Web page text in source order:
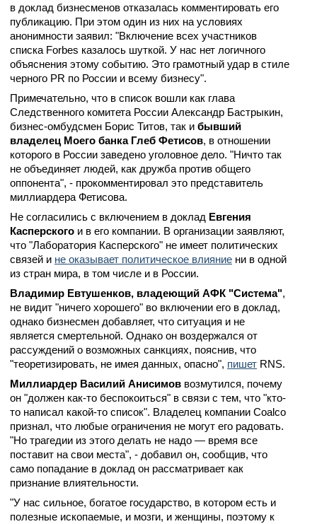
в доклад бизнесменов отказалась комментировать его
публикацию. При этом один из них на условиях
анонимности заявил: "Включение всех участников
спиcка Forbes казалось шуткой. У нас нет логичного
объяснения этому событию. Это грамотный удар в стиле
черного PR по России и всему бизнесу".
Примечательно, что в список вошли как глава
Следственного комитета России Александр Бастрыкин,
бизнес-омбудсмен Борис Титов, так и бывший
владелец Моего банка Глеб Фетисов, в отношении
которого в России заведено уголовное дело. "Ничто так
не объединяет людей, как дружба против общего
оппонента", - прокомментировал это представитель
миллиардера Фетисова.
Не согласились с включением в доклад Евгения
Касперского и в его компании. В организации заявляют,
что "Лаборатория Касперского" не имеет политических
связей и не оказывает политическое влияние ни в одной
из стран мира, в том числе и в России.
Владимир Евтушенков, владеющий АФК "Система",
не видит "ничего хорошего" во включении его в доклад,
однако бизнесмен добавляет, что ситуация и не
является смертельной. Однако он воздержался от
рассуждений о возможных санкциях, пояснив, что
"теоретизировать, не имея данных, опасно", пишет RNS.
Миллиардер Василий Анисимов возмутился, почему
он "должен как-то беспокоиться" в связи с тем, что "кто-
то написал какой-то список". Владелец компании Coalco
признал, что любые ограничения не могут его радовать.
"Но трагедии из этого делать не надо — время все
поставит на свои места", - добавил он, сообщив, что
само попадание в доклад он рассматривает как
признание влиятельности.
"У нас сильное, богатое государство, в котором есть и
полезные ископаемые, и мозги, и женщины, поэтому к